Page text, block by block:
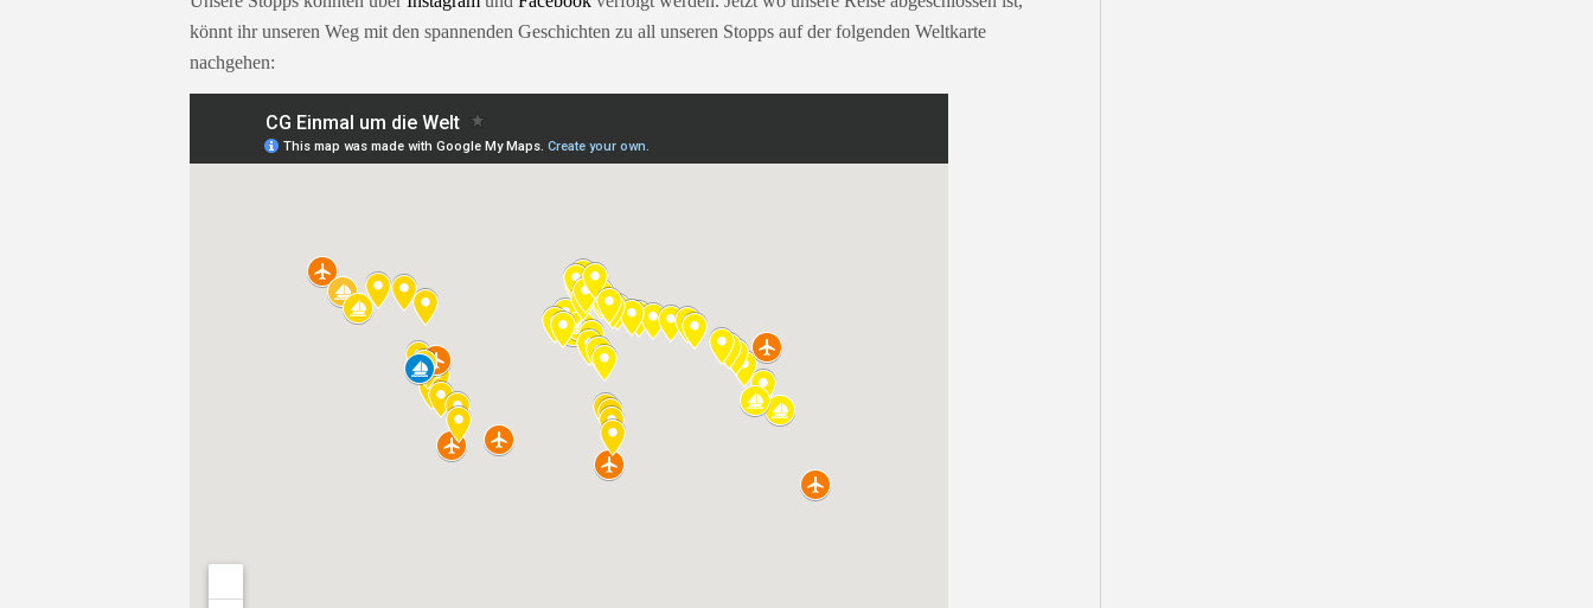
könnt ihr unseren Weg mit den spannenden Geschichten zu all unseren Stopps auf der folgenden Weltkarte
nachgehen: